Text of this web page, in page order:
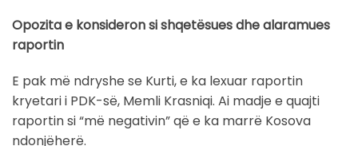
Opozita e konsideron si shqetësues dhe alaramues
raportin
E pak më ndryshe se Kurti, e ka lexuar raportin
kryetari i PDK-së, Memli Krasniqi. Ai madje e quajti
raportin si “më negativin” që e ka marrë Kosova
ndonjëherë.